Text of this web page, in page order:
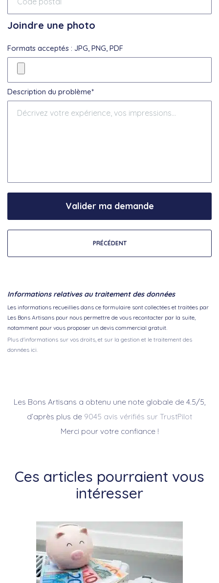
Joindre une photo
Formats acceptés : JPG, PNG, PDF
Description du problème*
PRÉCÉDENT
Valider ma demande
Informations relatives au traitement des données
Les informations recueillies dans ce formulaire sont collectées et traitées par
Les Bons Artisans pour nous permettre de vous recontacter par la suite,
notamment pour vous proposer un devis commercial gratuit.
Plus d'informations sur vos droits, et sur la gestion et le traitement des
données ici.
Les Bons Artisans a obtenu une note globale de 4.5/5,
d’après plus de 9045 avis vérifiés sur TrustPilot
Merci pour votre confiance !
Ces articles pourraient vous
intéresser